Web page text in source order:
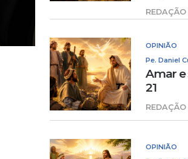
REDAÇÃO
OPINIÃO
Pe. Daniel
Amar e
21
REDAÇÃO
OPINIÃO